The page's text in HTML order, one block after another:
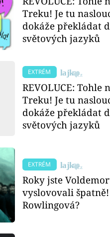
Treku! Je tu
dokáže překládat
světových jazyků
EXTRÉM
REVOLUCE: Tohle
Treku! Je tu
dokáže překládat
světových jazyků
EXTRÉM
Roky jste
vyslovovali
Rowlingová?